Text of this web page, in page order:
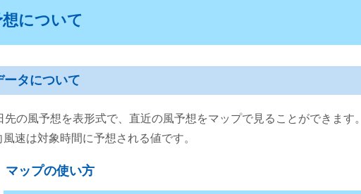
想について
ータについて
先の風予想を表形式で、直近の風予想をマップで見ることができます。
風速は対象時間に予想される値です。
マップの使い方